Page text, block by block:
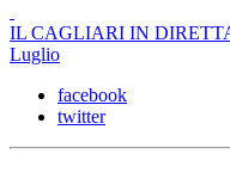
IL CAGLIARI IN DIRETTA
Luglio
facebook
twitter